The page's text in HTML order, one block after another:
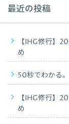
最近の投稿
【IHG修行】
め
50秒でわかる
【IHG修行】
め